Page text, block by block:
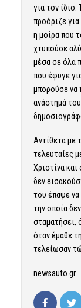
για τον ίδιο.
προόριζε
η μοίρα που
χτυπούσε
μέσα σε όλα
που έφυγε
μπορούσε να
ανάστημά
Αντίθετα με
τελευταίες
Χριστίνα
δεν
του έπαψε να
την οποία
σταματήσει,
όταν έμαθε
τελείωσαν
newsauto.gr